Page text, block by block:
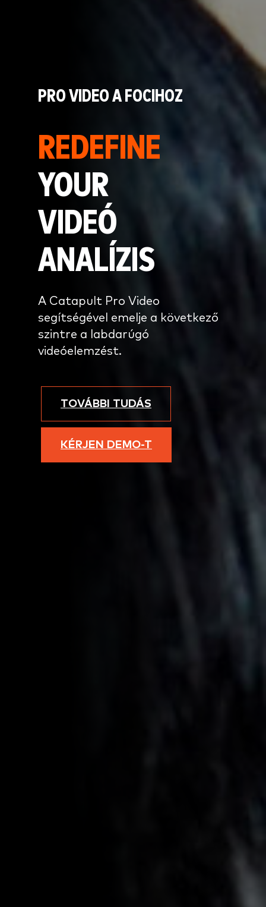
PRO VIDEO A FOCIHOZ
REDEFINE
YOUR
VIDEÓ
ANALÍZIS
A Catapult Pro Video
segítségével emelje a következő
szintre a labdarúgó
videóelemzést.
TOVÁBBI TUDÁS
KÉRJEN DEMO-T